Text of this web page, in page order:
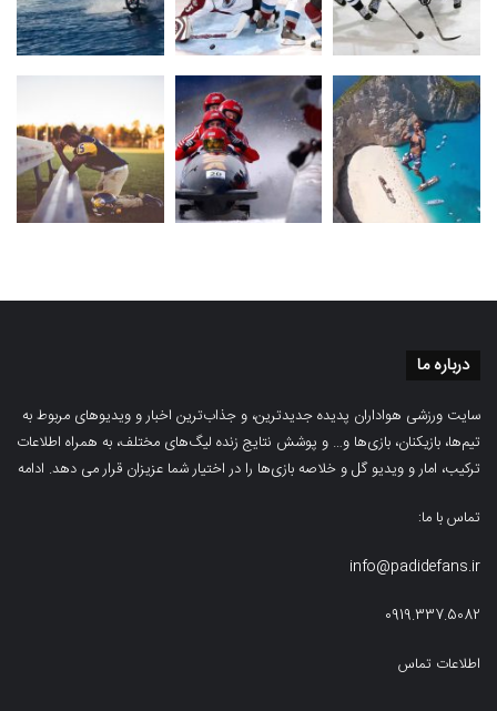
درباره ما
سایت ورزشی هواداران پدیده جدیدترین، و جذاب‌ترین اخبار و ویدیوهای مربوط به
تیم‌ها، بازیکنان، بازی‌ها و… و پوشش نتایج زنده لیگ‌های مختلف، به همراه اطلاعات
ترکیب، امار و ویدیو‌‌ گل‌ و خلاصه بازی‌ها را در اختیار شما عزیزان قرار می دهد. ادامه
تماس با ما:
info@padidefans.ir
0919.337.5082
اطلاعات تماس